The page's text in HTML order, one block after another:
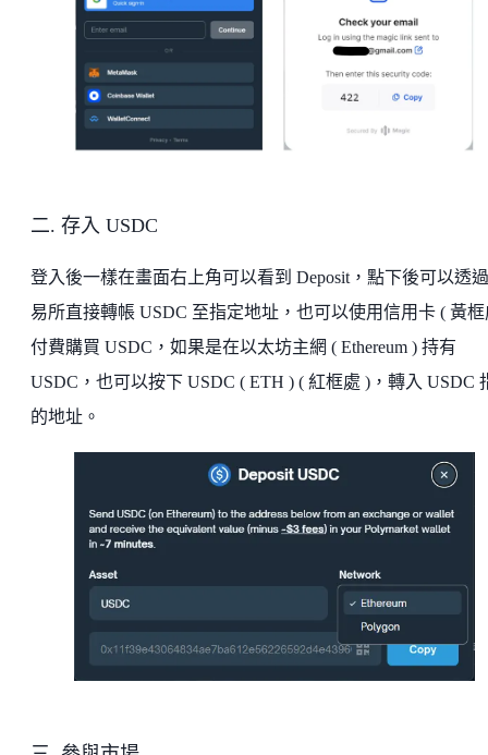
二. 存入 USDC
登入後一樣在畫面右上角可以看到 Deposit，點下後可以透
易所直接轉帳 USDC 至指定地址，也可以使用信用卡 ( 黃框
付費購買 USDC，如果是在以太坊主網 ( Ethereum ) 持有
USDC，也可以按下 USDC ( ETH ) ( 紅框處 )，轉入 USDC
的地址。